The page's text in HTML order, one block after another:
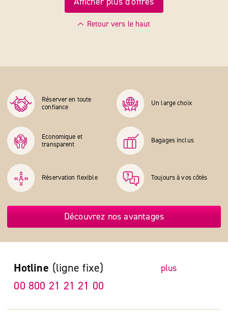
Retour vers le haut
Réserver en toute
confiance
Un large choix
Economique et
transparent
Bagages inclus
Réservation flexible Toujours à vos côtés
Découvrez nos avantages
Hotline (ligne fixe) plus
00 800 21 21 21 00